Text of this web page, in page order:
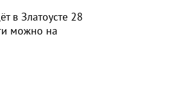
в Златоусте 28
можно на